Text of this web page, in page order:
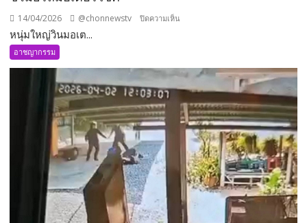
14/04/2026 @chonnewstv ปิดความเห็น
มอเตอร์ไซค์
กำลัง
ไป
รับ
ลูกค้า
ถูก
โจร
ดัก
ตี
ขโมย
หนุ่มใหญ่วินมอเต...
อาชญากรรม